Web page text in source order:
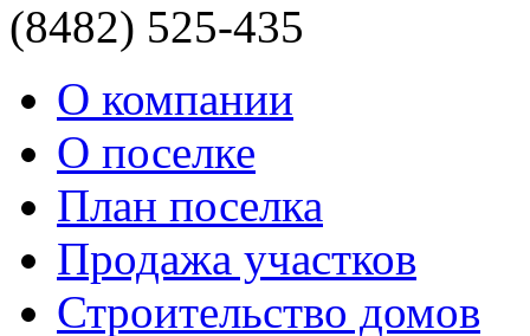
(8482) 525-435
О компании
О поселке
План поселка
Продажа участков
Строительство домов